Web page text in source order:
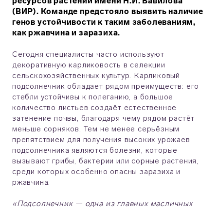
(ВИР). Команде предстояло выявить наличие
генов устойчивости к таким заболеваниям,
как ржавчина и заразиха.
Сегодня специалисты часто используют
декоративную карликовость в селекции
сельскохозяйственных культур. Карликовый
подсолнечник обладает рядом преимуществ: его
стебли устойчивы к полеганию, а большое
количество листьев создаёт естественное
затенение почвы, благодаря чему рядом растёт
меньше сорняков. Тем не менее серьёзным
препятствием для получения высоких урожаев
подсолнечника являются болезни, которые
вызывают грибы, бактерии или сорные растения,
среди которых особенно опасны заразиха и
ржавчина.
«Подсолнечник — одна из главных масличных